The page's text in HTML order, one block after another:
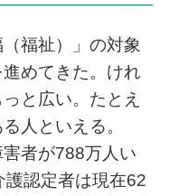
福祉）」の対象
めてきた。けれ
と広い。たとえ
人といえる。
者が788万人い
護認定者は現在62